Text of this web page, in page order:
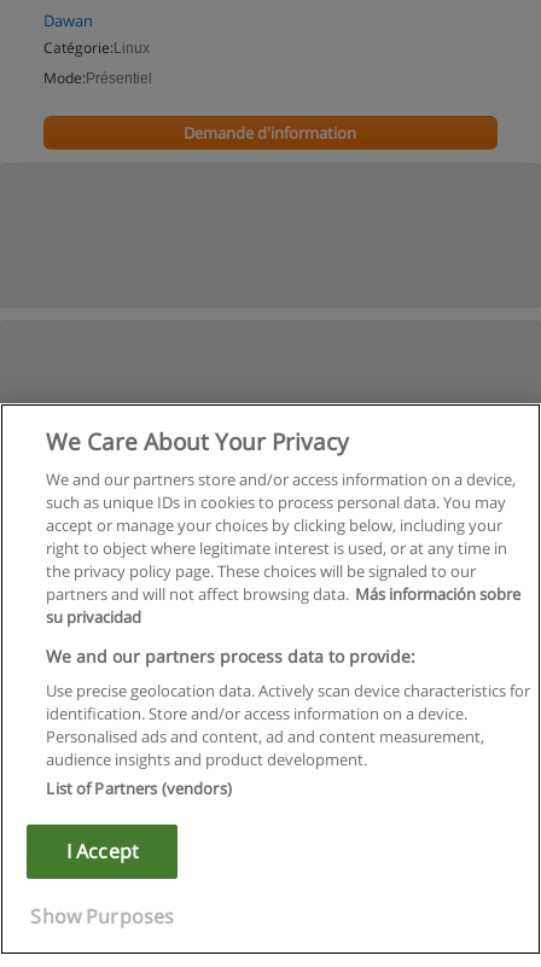
Dawan
Catégorie: Linux
Mode: Présentiel
Demande d'information
Règles d'utilisation
Confidentialité des données
Copyright © Educaedu Business S.L. - CIF : B-95610580: -
We Care About Your Privacy
We and our partners store and/or access information on a device,
such as unique IDs in cookies to process personal data. You may
accept or manage your choices by clicking below, including your
right to object where legitimate interest is used, or at any time in
the privacy policy page. These choices will be signaled to our
partners and will not affect browsing data. Más información sobre
su privacidad
We and our partners process data to provide:
Use precise geolocation data. Actively scan device characteristics for
identification. Store and/or access information on a device.
Personalised ads and content, ad and content measurement,
audience insights and product development.
List of Partners (vendors)
I Accept
Show Purposes